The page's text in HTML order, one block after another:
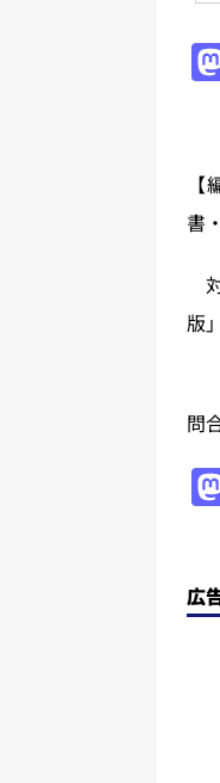
書
版
問
広